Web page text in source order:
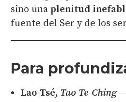
sino unaplenitud
fuente del Ser y de los
Para
Lao-Tsé, Tao-Te-Ching—